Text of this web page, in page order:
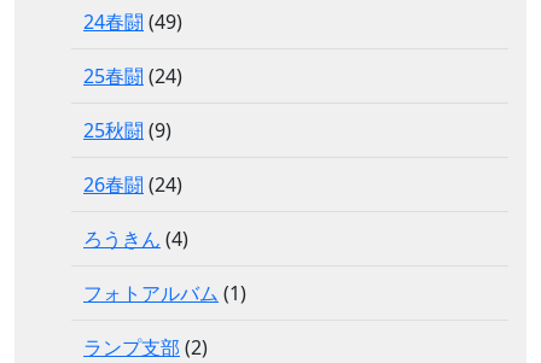
24春闘 (49)
25春闘 (24)
25秋闘 (9)
26春闘 (24)
ろうきん (4)
フォトアルバム (1)
ランプ支部 (2)